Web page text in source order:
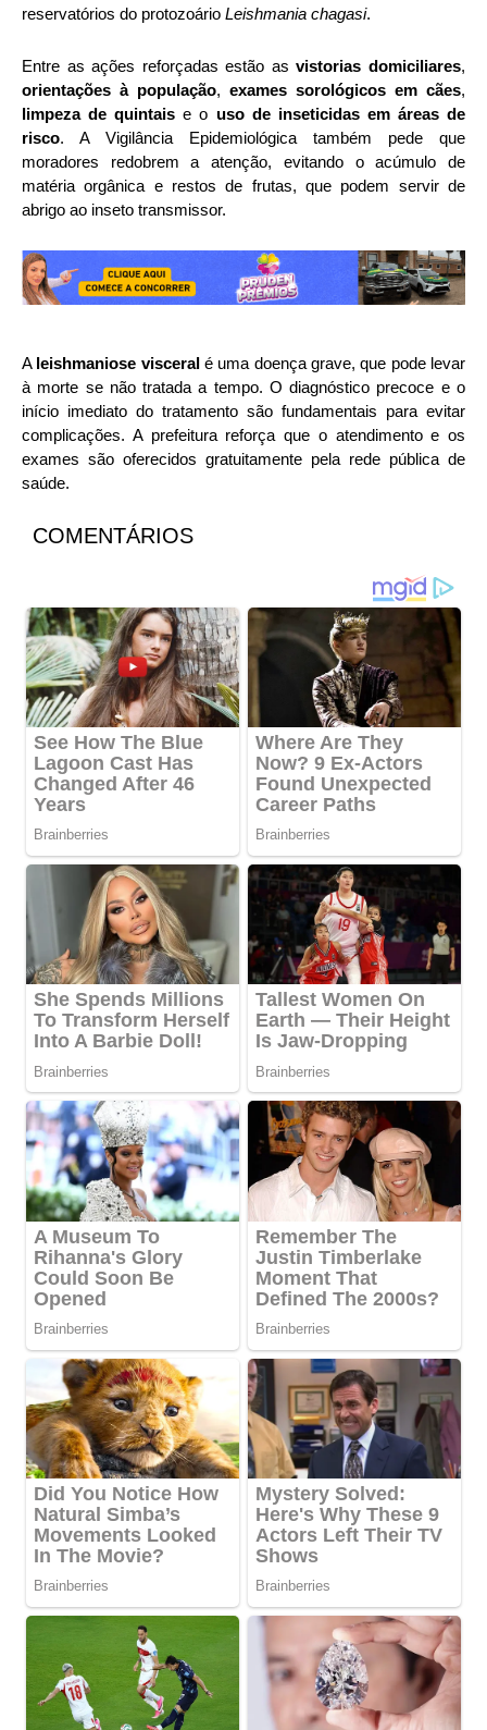
reservatórios do protozoário Leishmania chagasi.
Entre as ações reforçadas estão asvistorias domiciliares,
orientações à população, exames sorológicos em cães,
limpeza de quintais e o uso de inseticidas em áreas de
risco. A Vigilância Epidemiológica também pede que
moradores redobrem a atenção, evitando o acúmulo de
matéria orgânica e restos de frutas, que podem servir de
abrigo ao inseto transmissor.
A leishmaniose visceralé uma doença grave, que pode levar
à morte se não tratada a tempo. O diagnóstico precoce e o
início imediato do tratamento são fundamentais para evitar
complicações. A prefeitura reforça que o atendimento e os
exames são oferecidos gratuitamente pela rede pública de
saúde.
COMENTÁRIOS